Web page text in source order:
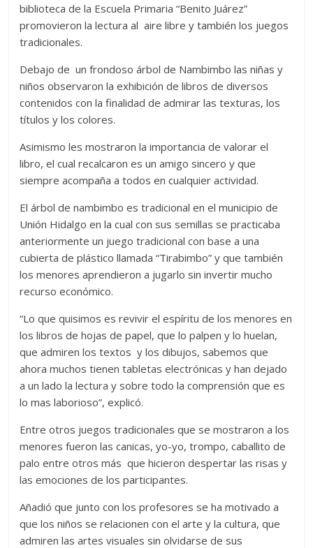
biblioteca de la Escuela Primaria “Benito Juárez”
promovieron la lectura al aire libre y también los juegos
tradicionales.
Debajo de un frondoso árbol de Nambimbo las niñas y
niños observaron la exhibición de libros de diversos
contenidos con la finalidad de admirar las texturas, los
títulos y los colores.
Asimismo les mostraron la importancia de valorar el
libro, el cual recalcaron es un amigo sincero y que
siempre acompaña a todos en cualquier actividad.
El árbol de nambimbo es tradicional en el municipio de
Unión Hidalgo en la cual con sus semillas se practicaba
anteriormente un juego tradicional con base a una
cubierta de plástico llamada “Tirabimbo” y que también
los menores aprendieron a jugarlo sin invertir mucho
recurso económico.
“Lo que quisimos es revivir el espíritu de los menores en
los libros de hojas de papel, que lo palpen y lo huelan,
que admiren los textos y los dibujos, sabemos que
ahora muchos tienen tabletas electrónicas y han dejado
a un lado la lectura y sobre todo la comprensión que es
lo mas laborioso”, explicó.
Entre otros juegos tradicionales que se mostraron a los
menores fueron las canicas, yo-yo, trompo, caballito de
palo entre otros más que hicieron despertar las risas y
las emociones de los participantes.
Añadió que junto con los profesores se ha motivado a
que los niños se relacionen con el arte y la cultura, que
admiren las artes visuales sin olvidarse de sus